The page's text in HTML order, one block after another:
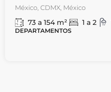
México, CDMX, México
73 a 154 m² 1 a 2
DEPARTAMENTOS